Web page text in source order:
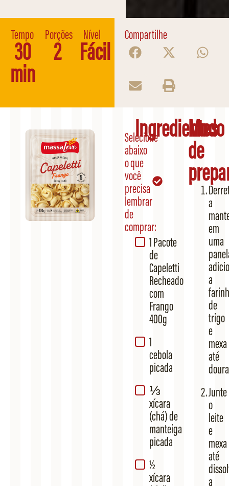
Compartilhe
Tempo
30
min
Porções
2
Nível
Fácil
Ingredientes
Selecione
abaixo
o que
você
precisa
lembrar
de
comprar:
1 Pacote
de
Capeletti
Recheado
com
Frango
400g
1
cebola
picada
⅓
xícara
(chá) de
manteiga
picada
½
xícara
Modo
de
a
em
uma
a
de
trigo
e
mexa
até
Junte
o
leite
e
mexa
até
a